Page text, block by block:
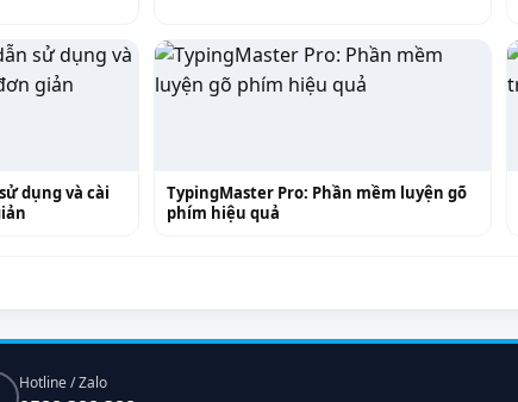
dụng và cài
TypingMaster Pro: Phần mềm luyện gõ
phím hiệu quả
Hotline / Zalo